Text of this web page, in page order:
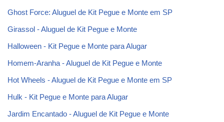
Ghost Force: Aluguel de Kit Pegue e Monte em SP
Girassol - Aluguel de Kit Pegue e Monte
Halloween - Kit Pegue e Monte para Alugar
Homem-Aranha - Aluguel de Kit Pegue e Monte
Hot Wheels - Aluguel de Kit Pegue e Monte em SP
Hulk - Kit Pegue e Monte para Alugar
Jardim Encantado - Aluguel de Kit Pegue e Monte